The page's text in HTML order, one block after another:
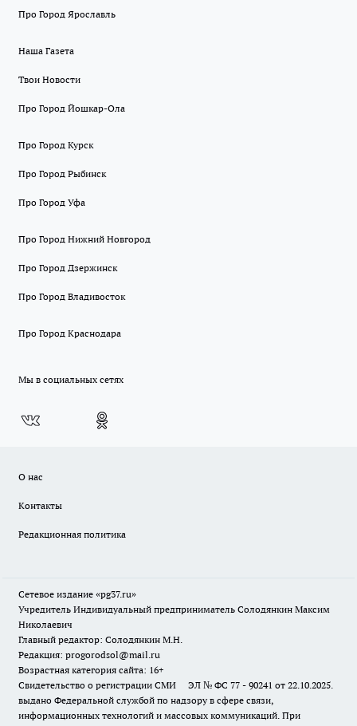
Про Город Ярославль
Наша Газета
Твои Новости
Про Город Йошкар-Ола
Про Город Курск
Про Город Рыбинск
Про Город Уфа
Про Город Нижний Новгород
Про Город Дзержинск
Про Город Владивосток
Про Город Краснодара
Мы в социальных сетях
О нас
Контакты
Редакционная политика
Сетевое издание «pg37.ru»
Учредитель Индивидуальный предприниматель Солодянкин Максим
Николаевич
Главный редактор: Солодянкин М.Н.
Редакция: progorodsol@mail.ru
Возрастная категория сайта: 16+
Свидетельство о регистрации СМИ ЭЛ № ФС 77 - 90241 от 22.10.2025.
выдано Федеральной службой по надзору в сфере связи,
информационных технологий и массовых коммуникаций. При